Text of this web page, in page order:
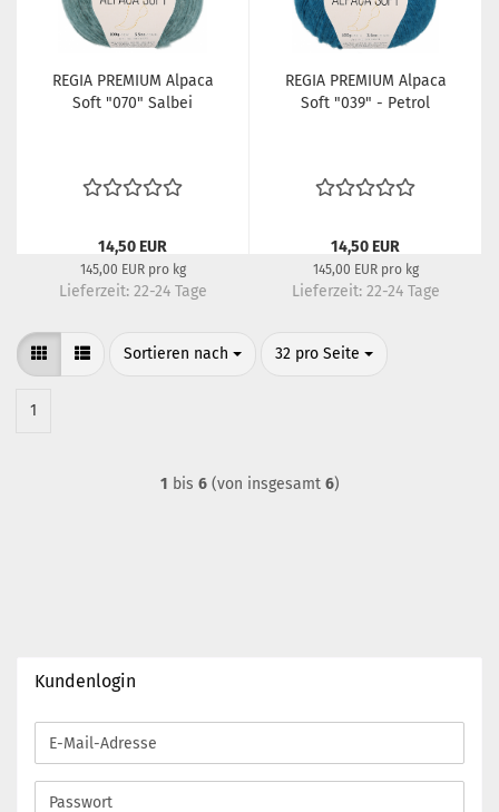
REGIA PREMIUM Alpaca
Soft "070" Salbei
14,50 EUR
145,00 EUR pro kg
Lieferzeit: 22-24 Tage
REGIA PREMIUM Alpaca
Soft "039" - Petrol
14,50 EUR
145,00 EUR pro kg
Lieferzeit: 22-24 Tage
Sortieren nach
Sortieren nach 32 pro Seite
pro Seite
1
1 bis 6(von insgesamt 6)
Kundenlogin
E-
Mail-
Adresse
Passwort